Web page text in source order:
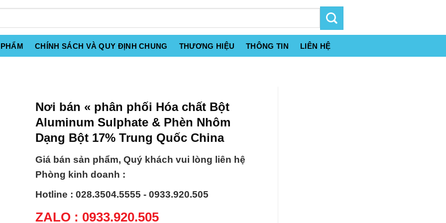
CHÍNH SÁCH VÀ QUY ĐỊNH CHUNG THƯƠNG HIỆU THÔNG TIN LIÊN HỆ
Nơi bán « phân phối Hóa chất Bột
Aluminum Sulphate & Phèn Nhôm
Dạng Bột 17% Trung Quốc China
Giá bán sản phẩm, Quý khách vui lòng liên hệ
Phòng kinh doanh :
Hotline : 028.3504.5555 - 0933.920.505
ZALO : 0933.920.505